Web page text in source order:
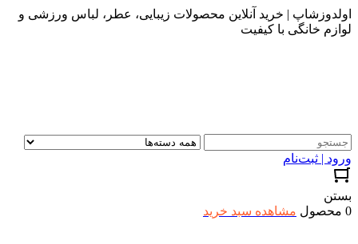
اولدوزشاپ | خرید آنلاین محصولات زیبایی، عطر، لباس ورزشی و
لوازم خانگی با کیفیت
ورود | ثبت‌نام
بستن
0 محصول
مشاهده سبد خرید